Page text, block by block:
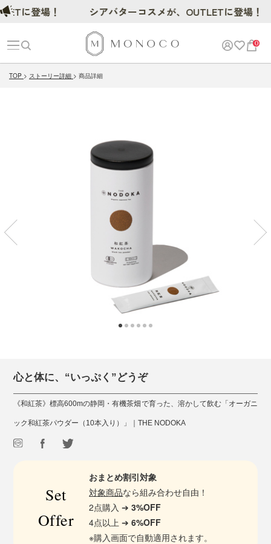
0
TOP ストーリー詳細 商品詳細
心と体に、“いっぷく”どうぞ
《和紅茶》標高600mの静岡・有機茶畑で育った、溶かして飲む「オーガニ
ック和紅茶パウダー（10本入り）」｜THE NODOKA
Set
Offer
おまとめ割引対象
対象商品なら組み合わせ自由！
2点購入 ➔3%OFF
4点以上 ➔6%OFF
※購入画面で自動適用されます。
登場！ シアバターコスメが、OUTLETに登場！